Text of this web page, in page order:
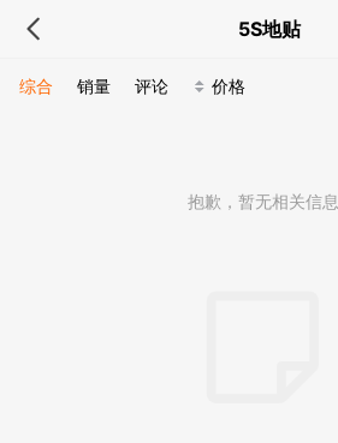
5S地贴
综合 销量 评论 价格
抱歉，暂无相关信息